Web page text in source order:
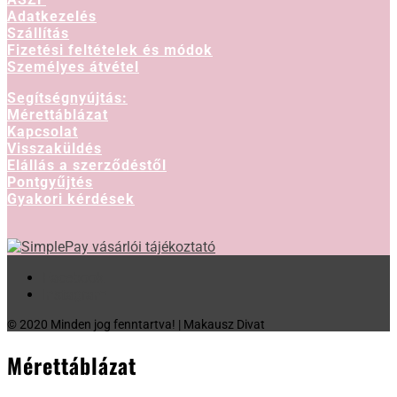
Adatkezelés
Szállítás
Fizetési feltételek és módok
Személyes átvétel
Segítségnyújtás:
Mérettáblázat
Kapcsolat
Visszaküldés
Elállás a szerződéstől
Pontgyűjtés
Gyakori kérdések
© 2020 Minden jog fenntartva! | Makausz Divat
Mérettáblázat